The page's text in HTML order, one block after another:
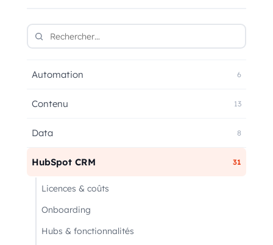
Automation 6
Contenu 13
Data 8
HubSpot CRM 31
Licences & coûts
Onboarding
Hubs & fonctionnalités